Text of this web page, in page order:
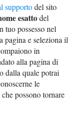
supportodel sito
esattodel
tuo possesso nel
pagina e seleziona il
in
alla pagina di
dalla quale potrai
le
che possono tornare